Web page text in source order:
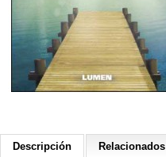
Descripción